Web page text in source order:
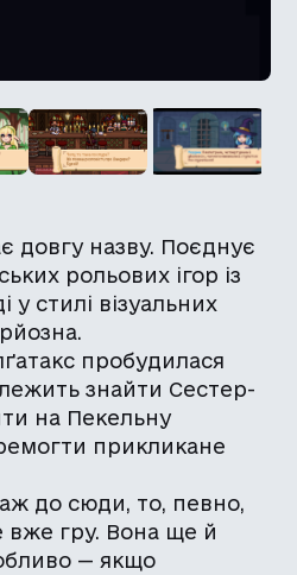
довгу назву. Поєднує
рольових ігор із
у стилі візуальних
пробудилася
знайти Сестер-
на Пекельну
прикликане
до сюди, то, певно,
вже гру. Вона ще й
— якщо